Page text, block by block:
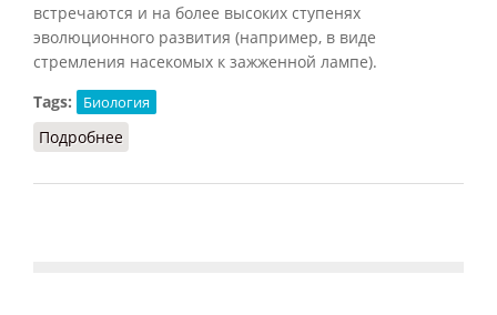
встречаются и на более высоких ступенях
эволюционного развития (например, в виде
стремления насекомых к зажженной лампе).
Tags:
Биология
Подробнее